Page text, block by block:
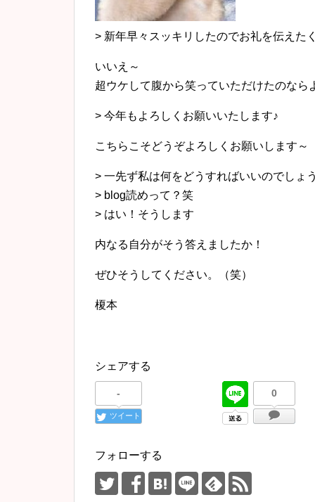
> 新年早々スッキリしたのでお礼を伝えた
いいえ～
超ウケして腹から笑っていただけたのなら
> 今年もよろしくお願いいたします♪
こちらこそどうぞよろしくお願いします～
> 一先ず私は何をどうすればいいのでしょ
> blog読めって？笑
> はい！そうします
内なる自分がそう答えましたか！
ぜひそうしてください。（笑）
榎本
シェアする
-
ツイート
0
フォローする